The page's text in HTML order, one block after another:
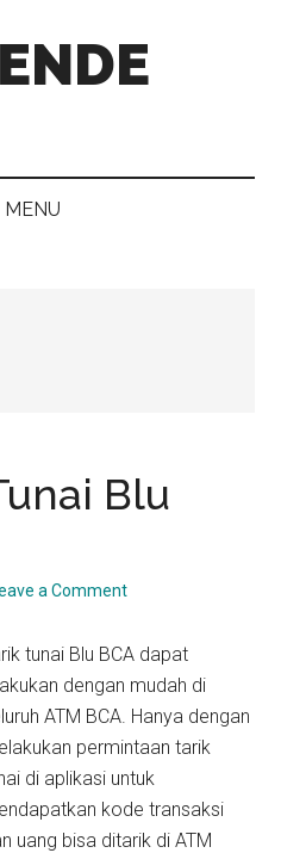
MENU
Blu
a Comment
tunai Blu BCA dapat
dengan mudah di
ATM BCA. Hanya dengan
permintaan tarik
di aplikasi untuk
kode transaksi
uang bisa ditarik di ATM